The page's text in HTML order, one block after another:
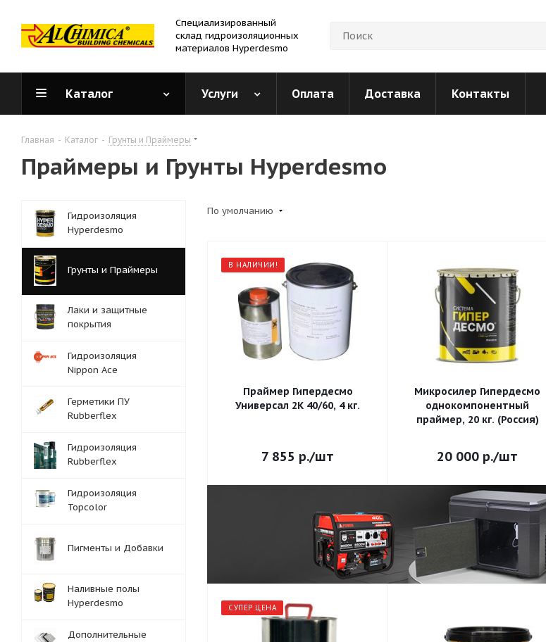
Специализированный
склад гидроизоляционных
материалов Hyperdesmo
Каталог Услуги Оплата Доставка Контакты
Главная - Каталог - Грунты и Праймеры
Праймеры и Грунты Hyperdesmo
По умолчанию
В НАЛИЧИИ!
Праймер Гипердесмо
Универсал 2К 40/60, 4 кг.
7 855 р./шт
Микросилер Гипердесмо
однокомпонентный
праймер, 20 кг. (Россия)
20 000 р./шт
СУПЕР ЦЕНА
Гидроизоляция
Hyperdesmo
Грунты и Праймеры
Лаки и защитные
покрытия
Гидроизоляция
Nippon Ace
Герметики ПУ
Rubberflex
Гидроизоляция
Rubberflex
Гидроизоляция
Topcolor
Пигменты и Добавки
Наливные полы
Hyperdesmo
Дополнительные